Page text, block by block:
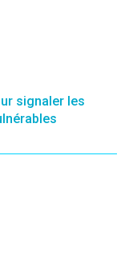
signaler les